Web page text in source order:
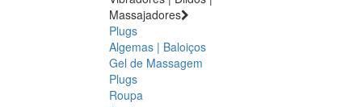
Massajadores
Plugs
Algemas | Baloiços
Gel de Massagem
Plugs
Roupa